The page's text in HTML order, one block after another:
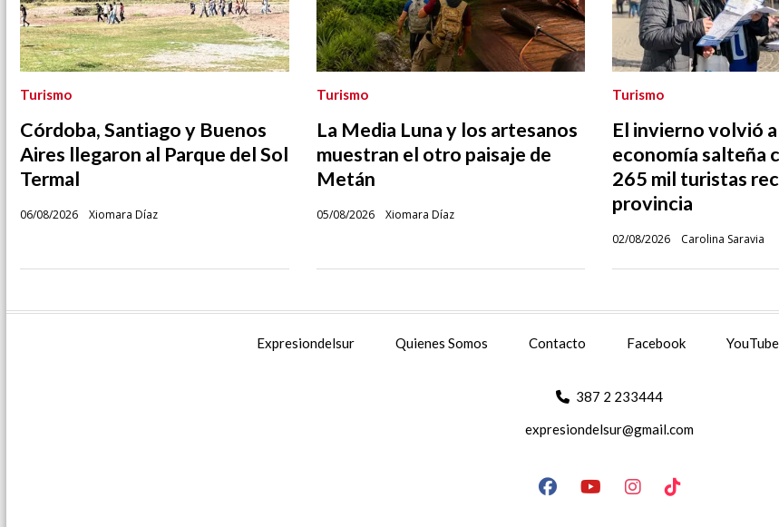
Córdoba, Santiago y Buenos
Aires llegaron al Parque del Sol
Termal
Xiomara Díaz
Turismo
06/08/2026
La Media Luna y los artesanos
muestran el otro paisaje de
Metán
Xiomara Díaz
Turismo
05/08/2026
El invierno volvió
economía salteña
265 mil turistas
provincia
Carolina Saravia
Turismo
02/08/2026
Expresiondelsur Quienes Somos Contacto Facebook YouTube
387 2 233444
expresiondelsur@gmail.com